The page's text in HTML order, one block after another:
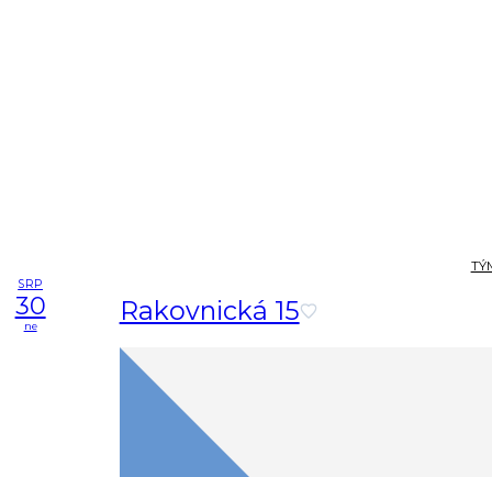
SRP
30
ne Rakovnická 15